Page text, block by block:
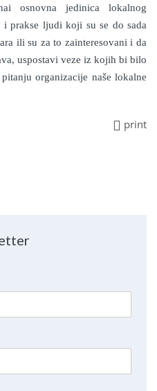
osnovna jedinica lokalnog
prakse ljudi koji su se do sada
ili su za to zainteresovani i da
uspostavi veze iz kojih bi bilo
organizacije naše lokalne
print